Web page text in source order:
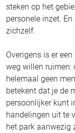
steken op het
personele inzet.
zichzelf.
Overigens is er
weg willen ruimen:
helemaal geen
betekent dat je de
persoonlijker kunt
handelingen uit te
het park aanwezig